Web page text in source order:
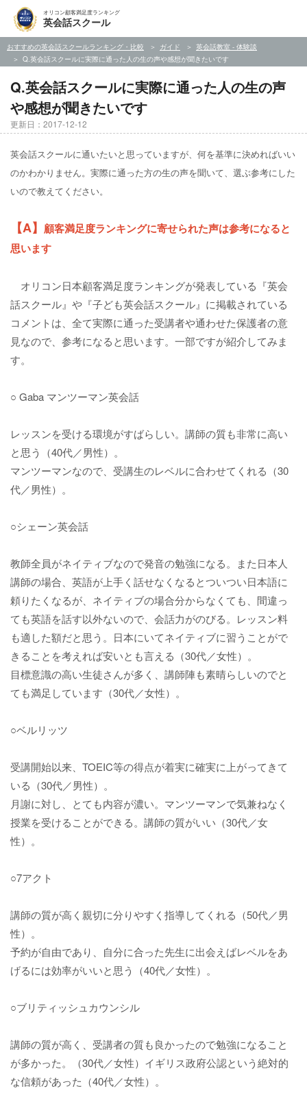
オリコン顧客満足度ランキング
英会話スクール
おすすめの英会話スクールランキング・比較 ガイド
英会話教室 - 体験談
Q.英会話スクールに実際に通った人の生の声や感想が聞きたいです
Q.英会話スクールに実際に通った人の生の声
や感想が聞きたいです
更新日：2017-12-12
英会話スクールに通いたいと思っていますが、何を基準に決めればいい
のかわかりません。実際に通った方の生の声を聞いて、選ぶ参考にした
いので教えてください。
【A】 顧客満足度ランキングに寄せられた声は参考になると
思います
オリコン日本顧客満足度ランキングが発表している『英会
話スクール』や『子ども英会話スクール』に掲載されている
コメントは、全て実際に通った受講者や通わせた保護者の意
見なので、参考になると思います。一部ですが紹介してみま
す。
○ Gaba マンツーマン英会話
レッスンを受ける環境がすばらしい。講師の質も非常に高い
と思う（40代／男性）。
マンツーマンなので、受講生のレベルに合わせてくれる（30
代／男性）。
○シェーン英会話
教師全員がネイティブなので発音の勉強になる。また日本人
講師の場合、英語が上手く話せなくなるとついつい日本語に
頼りたくなるが、ネイティブの場合分からなくても、間違っ
ても英語を話す以外ないので、会話力がのびる。レッスン料
も適した額だと思う。日本にいてネイティブに習うことがで
きることを考えれば安いとも言える（30代／女性）。
目標意識の高い生徒さんが多く、講師陣も素晴らしいのでと
ても満足しています（30代／女性）。
○ベルリッツ
受講開始以来、TOEIC等の得点が着実に確実に上がってきて
いる（30代／男性）。
月謝に対し、とても内容が濃い。マンツーマンで気兼ねなく
授業を受けることができる。講師の質がいい（30代／女
性）。
○7アクト
講師の質が高く親切に分りやすく指導してくれる（50代／男
性）。
予約が自由であり、自分に合った先生に出会えばレベルをあ
げるには効率がいいと思う（40代／女性）。
○ブリティッシュカウンシル
講師の質が高く、受講者の質も良かったので勉強になること
が多かった。（30代／女性）イギリス政府公認という絶対的
な信頼があった（40代／女性）。